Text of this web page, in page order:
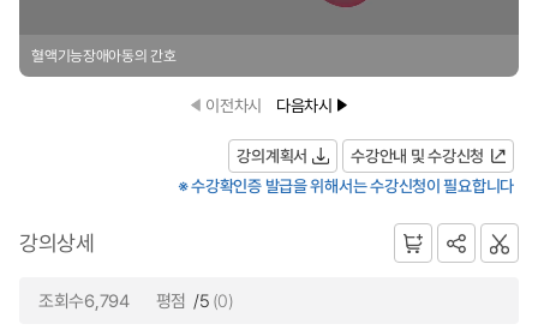
혈액기능장애아동의 간호
이전차시 다음차시
강의계획서
수강안내 및 수강신청
※ 수강확인증 발급을 위해서는 수강신청이 필요합니다
강의상세
조회수6,794 평점 /5 (0)